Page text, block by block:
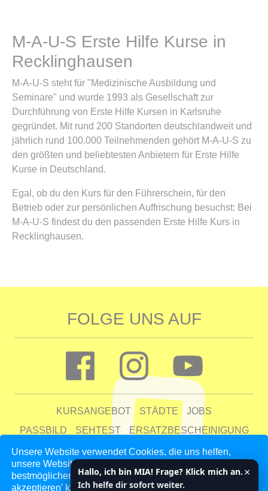
Unsere Website verwendet Cookies, die uns helfen,
unsere Website zu verbessern und unseren Kunden den
bestmöglichen Service zu bieten. Indem du auf 'Auswahl
akzeptieren' klickst, erklärst du dich mit unseren Cookie-
M-A-U-S Erste Hilfe Kurse in
Recklinghausen
M-A-U-S steht für "Medizinische Ausbildung und
Seminare" und wurde 1993 als Gesellschaft zur
Durchführung von Erste Hilfe Kursen in Karlsruhe
gegründet. Mit rund 200 Standorten deutschlandweit und
jährlich rund 100.000 Teilnehmenden gehört M-A-U-S zu
den größten und beliebtesten Anbietern für Erste Hilfe
Kurse in Deutschland.
Egal, ob du den Kurs für den Führerschein, für den
Betrieb oder zur persönlichen Auffrischung besuchst: Bei
M-A-U-S findest du den passenden Erste Hilfe Kurs in
Recklinghausen.
FOLGE UNS AUF
KURSANGEBOT STÄDTE
JOBS
PASSBILD
SEHTEST
ERSATZBESCHEINIGUNG
UNTERNEHMEN
DATENSCHUTZ
IMPRESSUM
Hallo, ich bin MIA! Frage? Klick mich an.
Ich helfe dir sofort weiter.
×